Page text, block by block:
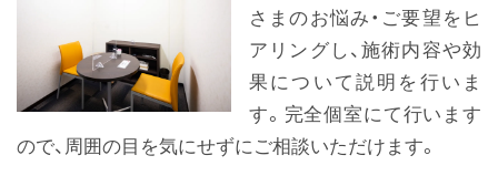
さまのお悩み・ご要望をヒ
アリングし、施術内容や効
果について説明を行いま
す。完全個室にて行います
ので、周囲の目を気にせずにご相談いただけます。